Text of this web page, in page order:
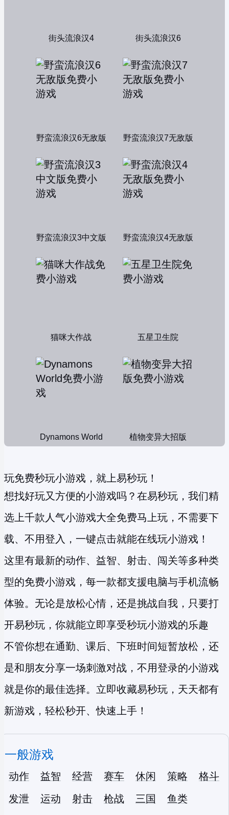
街头流浪汉4 街头流浪汉6
野蛮流浪汉6无敌版 野蛮流浪汉7无敌版
野蛮流浪汉3中文版 野蛮流浪汉4无敌版
猫咪大作战 五星卫生院
Dynamons World 植物变异大招版
玩免费秒玩小游戏，就上易秒玩！
想找好玩又方便的小游戏吗？在易秒玩，我们精
选上千款人气小游戏大全免费马上玩，不需要下
载、不用登入，一键点击就能在线玩小游戏！
这里有最新的动作、益智、射击、闯关等多种类
型的免费小游戏 ，每一款都支援电脑与手机流畅
体验。无论是放松心情，还是挑战自我，只要打
开易秒玩，你就能立即享受秒玩小游戏的乐趣
不管你想在通勤、课后、下班时间短暂放松，还
是和朋友分享一场刺激对战，不用登录的小游戏
就是你的最佳选择。立即收藏易秒玩，天天都有
新游戏，轻松秒开、快速上手！
一般游戏
动作 益智 经营 赛车 休闲 策略
格斗
发泄
运动 射击 枪战 三国
鱼类